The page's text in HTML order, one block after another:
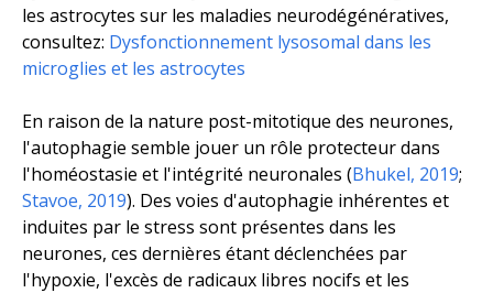
les astrocytes sur les maladies neurodégénératives,
consultez: Dysfonctionnement lysosomal dans les
microglies et les astrocytes
En raison de la nature post-mitotique des neurones,
l'autophagie semble jouer un rôle protecteur dans
l'homéostasie et l'intégrité neuronales (Bhukel, 2019;
Stavoe, 2019). Des voies d'autophagie inhérentes et
induites par le stress sont présentes dans les
neurones, ces dernières étant déclenchées par
l'hypoxie, l'excès de radicaux libres nocifs et les